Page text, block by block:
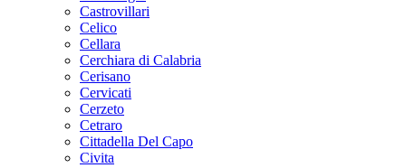
Castrovillari
Celico
Cellara
Cerchiara di Calabria
Cerisano
Cervicati
Cerzeto
Cetraro
Cittadella Del Capo
Civita